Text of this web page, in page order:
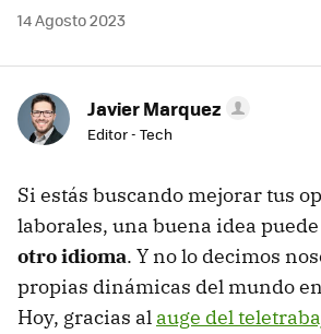
14 Agosto 2023
Javier Marquez
Editor - Tech
Si estás buscando mejorar tus
laborales, una buena idea
otro idioma. Y no lo decimos
propias dinámicas del mundo
Hoy, gracias al auge del